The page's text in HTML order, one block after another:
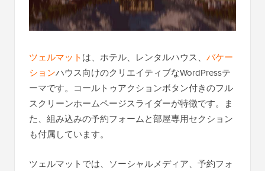
ツェルマットは、ホテル、レンタルハウス、 バケー
ションハウス向けのクリエイティブなWordPressテ
ーマです。コールトゥアクションボタン付きのフル
スクリーンホームページスライダーが特徴です。ま
た、組み込みの予約フォームと部屋専用セクション
も付属しています。
ツェルマットでは、ソーシャルメディア、予約フォ